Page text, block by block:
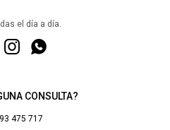
CONSULTA?
475 717
el día a día.
 